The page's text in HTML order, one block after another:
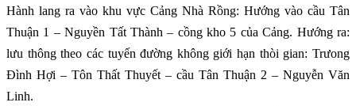
Hành lang ra vào khu vực Cảng Nhà Rồng: Hướng vào cầu Tân
Thuận 1 – Nguyền Tất Thành – cồng kho 5 của Cảng. Hướng ra:
lưu thông theo các tuyến đường không giới hạn thòi gian: Trưong
Đình Hợi – Tôn Thất Thuyết – cầu Tân Thuận 2 – Nguyễn Văn
Linh.